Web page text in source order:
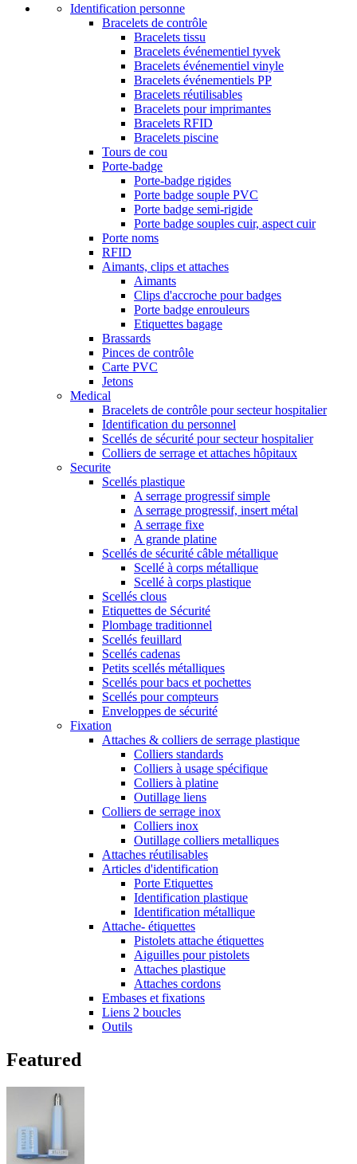
Identification personne
Bracelets de contrôle
Bracelets tissu
Bracelets événementiel tyvek
Bracelets événementiel vinyle
Bracelets événementiels PP
Bracelets réutilisables
Bracelets pour imprimantes
Bracelets RFID
Bracelets piscine
Tours de cou
Porte-badge
Porte-badge rigides
Porte badge souple PVC
Porte badge semi-rigide
Porte badge souples cuir, aspect cuir
Porte noms
RFID
Aimants, clips et attaches
Aimants
Clips d'accroche pour badges
Porte badge enrouleurs
Etiquettes bagage
Brassards
Pinces de contrôle
Carte PVC
Jetons
Medical
Bracelets de contrôle pour secteur hospitalier
Identification du personnel
Scellés de sécurité pour secteur hospitalier
Colliers de serrage et attaches hôpitaux
Securite
Scellés plastique
A serrage progressif simple
A serrage progressif, insert métal
A serrage fixe
A grande platine
Scellés de sécurité câble métallique
Scellé à corps métallique
Scellé à corps plastique
Scellés clous
Etiquettes de Sécurité
Plombage traditionnel
Scellés feuillard
Scellés cadenas
Petits scellés métalliques
Scellés pour bacs et pochettes
Scellés pour compteurs
Enveloppes de sécurité
Fixation
Attaches & colliers de serrage plastique
Colliers standards
Colliers à usage spécifique
Colliers à platine
Outillage liens
Colliers de serrage inox
Colliers inox
Outillage colliers metalliques
Attaches réutilisables
Articles d'identification
Porte Etiquettes
Identification plastique
Identification métallique
Attache- étiquettes
Pistolets attache étiquettes
Aiguilles pour pistolets
Attaches plastique
Attaches cordons
Embases et fixations
Liens 2 boucles
Outils
Featured